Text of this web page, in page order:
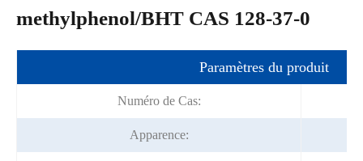
methylphenol/BHT CAS 128-37-0
Paramètres du produit
Numéro de Cas:
Apparence: